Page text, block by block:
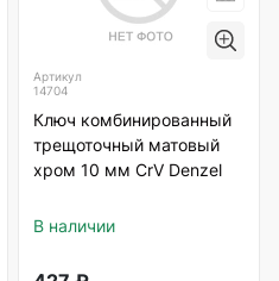
Артикул
14704
Ключ комбинированный
трещоточный матовый
хром 10 мм CrV Denzel
В наличии